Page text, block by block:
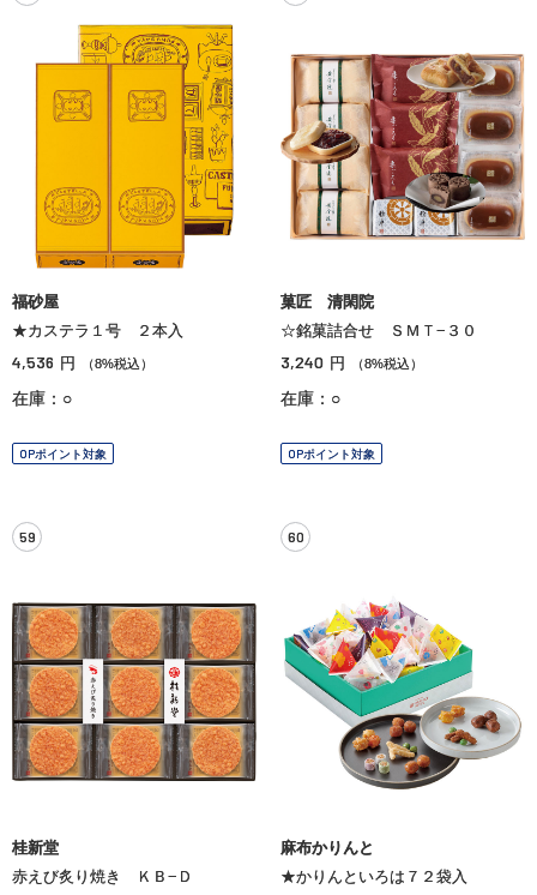
福砂屋
★カステラ１号 ２本入
4,536 円 （8%税込）
在庫：○
OPポイント対象
菓匠 清閑院
☆銘菓詰合せ ＳＭＴ−３０
3,240 円 （8%税込）
在庫：○
OPポイント対象
59
桂新堂
赤えび炙り焼き ＫＢ−Ｄ
60
麻布かりんと
★かりんといろは７２袋入